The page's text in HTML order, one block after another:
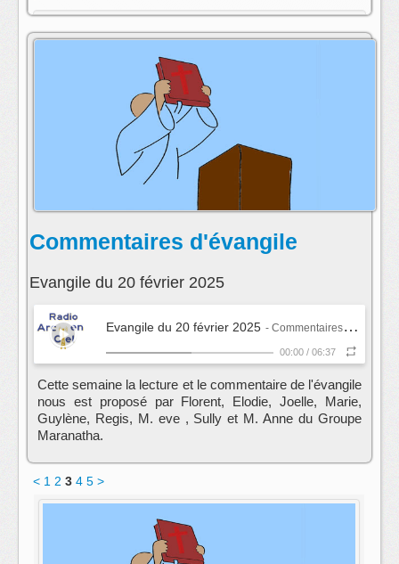
s'abonner au fil rss de cette emission:
Commentaires d'évangile
Evangile du 20 février 2025
Evangile du 20 février 2025 - Commentaires d'évangile
00:00 / 06:37
Cette semaine la lecture et le commentaire de l'évangile
nous est proposé par Florent, Elodie, Joelle, Marie,
Guylène, Regis, M. eve , Sully et M. Anne du Groupe
Maranatha.
< 1 2 3 4 5 >